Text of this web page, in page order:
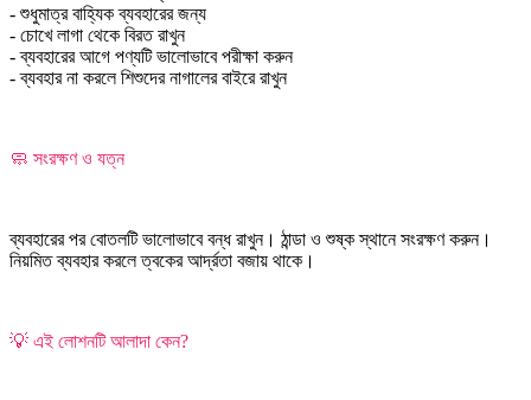
- শুধুমাত্র বাহ্যিক ব্যবহারের জন্য
- চোখে লাগা থেকে বিরত রাখুন
- ব্যবহারের আগে পণ্যটি ভালোভাবে পরীক্ষা করুন
- ব্যবহার না করলে শিশুদের নাগালের বাইরে রাখুন
🧼 সংরক্ষণ ও যত্ন
ব্যবহারের পর বোতলটি ভালোভাবে বন্ধ রাখুন। ঠান্ডা ও শুষ্ক স্থানে সংরক্ষণ করুন।
নিয়মিত ব্যবহার করলে ত্বকের আর্দ্রতা বজায় থাকে।
💡 এই লোশনটি আলাদা কেন?